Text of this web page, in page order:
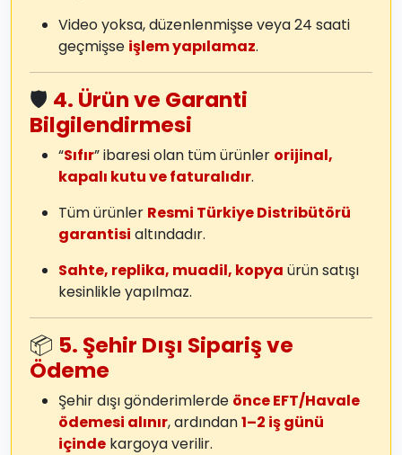
Video yoksa, düzenlenmişse veya 24 saati
geçmişse işlem yapılamaz.
🛡️ 4. Ürün ve Garanti
Bilgilendirmesi
“Sıfır” ibaresi olan tüm ürünler orijinal,
kapalı kutu ve faturalıdır.
Tüm ürünler Resmi Türkiye Distribütörü
garantisi altındadır.
Sahte, replika, muadil, kopya ürün satışı
kesinlikle yapılmaz.
📦 5. Şehir Dışı Sipariş ve
Ödeme
Şehir dışı gönderimlerde önce EFT/Havale
ödemesi alınır, ardından1–2 iş günü
içinde kargoya verilir.